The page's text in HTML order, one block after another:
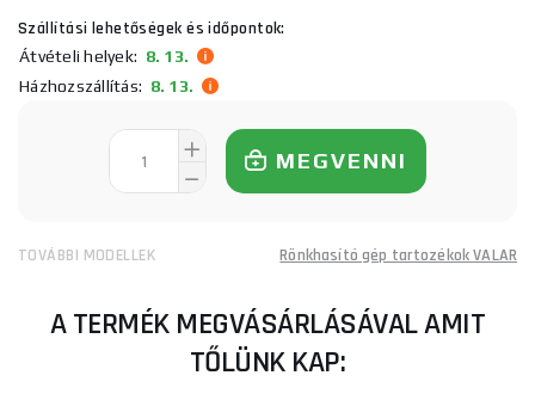
Szállítási lehetőségek és időpontok:
Átvételi helyek: 8. 13.
Házhozszállítás: 8. 13.
MEGVENNI
TOVÁBBI MODELLEK Rönkhasító gép tartozékok VALAR
A TERMÉK MEGVÁSÁRLÁSÁVAL AMIT
TŐLÜNK KAP: